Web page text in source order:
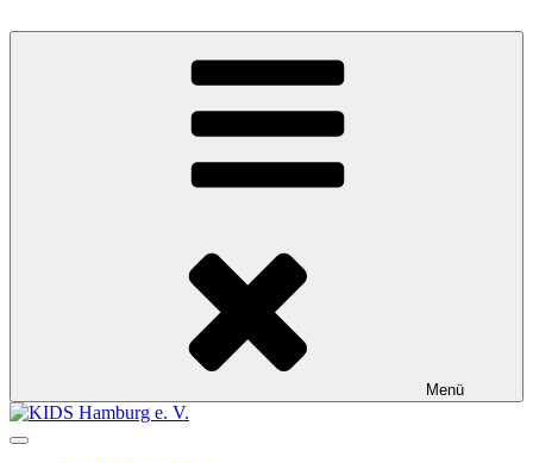
Inhalt
KIDS Hamburg e. V.
Kompetenz- und Infozentrum Down-Syndrom
Menü